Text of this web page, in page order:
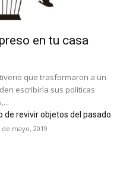
en tu casa
que trasformaron a un
escribirla sus políticas
de revivir objetos del pasado
de mayo, 2019